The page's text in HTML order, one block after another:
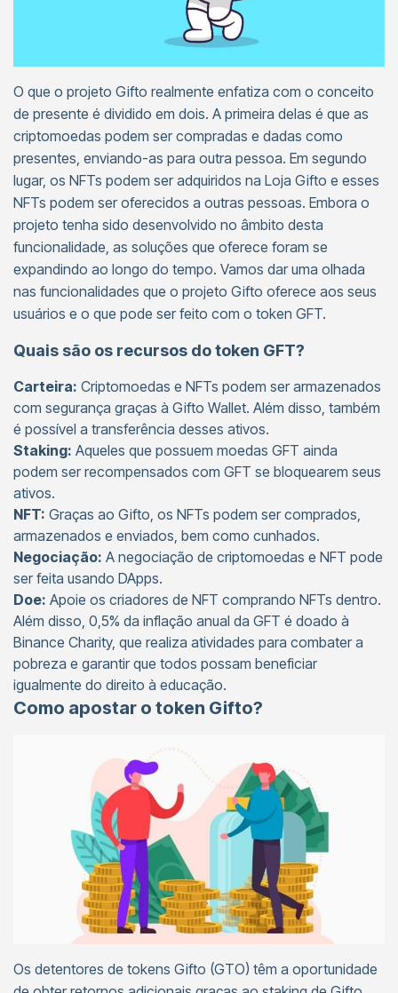
O que o projeto Gifto realmente enfatiza com o conceito
de presente é dividido em dois. A primeira delas é que as
criptomoedas podem ser compradas e dadas como
presentes, enviando-as para outra pessoa. Em segundo
lugar, os NFTs podem ser adquiridos na Loja Gifto e esses
NFTs podem ser oferecidos a outras pessoas. Embora o
projeto tenha sido desenvolvido no âmbito desta
funcionalidade, as soluções que oferece foram se
expandindo ao longo do tempo. Vamos dar uma olhada
nas funcionalidades que o projeto Gifto oferece aos seus
usuários e o que pode ser feito com o token GFT.
Quais são os recursos do token GFT?
Carteira: Criptomoedas e NFTs podem ser armazenados
com segurança graças à Gifto Wallet. Além disso, também
é possível a transferência desses ativos.
Staking: Aqueles que possuem moedas GFT ainda
podem ser recompensados com GFT se bloquearem seus
ativos.
NFT: Graças ao Gifto, os NFTs podem ser comprados,
armazenados e enviados, bem como cunhados.
Negociação: A negociação de criptomoedas e NFT pode
ser feita usando DApps.
Doe: Apoie os criadores de NFT comprando NFTs dentro.
Além disso, 0,5% da inflação anual da GFT é doado à
Binance Charity, que realiza atividades para combater a
pobreza e garantir que todos possam beneficiar
igualmente do direito à educação.
Como apostar o token Gifto?
Os detentores de tokens Gifto (GTO) têm a oportunidade